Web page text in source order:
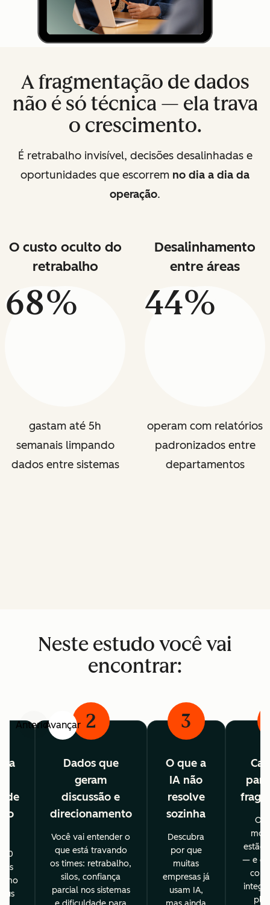
A fragmentação de dados
não é só técnica — ela trava
o crescimento.
É retrabalho invisível, decisões desalinhadas e
oportunidades que escorrem no dia a dia da
operação.
O custo oculto do
retrabalho
68%
gastam até 5h
semanais limpando
dados entre sistemas
Desalinhamento
entre áreas
44%
operam com relatórios
padronizados entre
departamentos
Neste estudo você vai
encontrar:
AnteriorAvançar 2
Dados que
geram
discussão e
direcionamento
Você vai entender o
que está travando
os times: retrabalho,
silos, confiança
parcial nos sistemas
3
O que a
IA não
resolve
sozinha
Descubra
por que
muitas
empresas já
usam IA,
O
estão
— e